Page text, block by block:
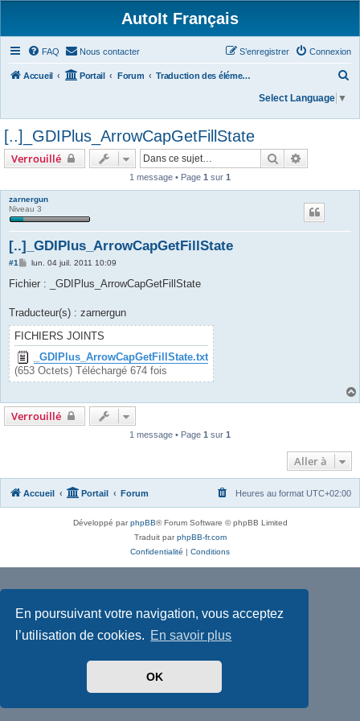
En poursuivant votre navigation, vous acceptez
l’utilisation de cookies. En savoir plus
OK
AutoIt Français
FAQ Nous contacter Connexion
S’enregistrer
Accueil Portail Forum Traduction des éléments du dossier /txtlibfunctions/
c
e
Select Language ▼
[..]_GDIPlus_ArrowCapGetFillState
Verrouillé Rechercher
1 message • Page 1 sur 1
zarnergun
Niveau 3
[..]_GDIPlus_ArrowCapGetFillState
#1
M
s
g
lun. 04 juil. 2011 10:09
Fichier : _GDIPlus_ArrowCapGetFillState
Traducteur(s) : zarnergun
FICHIERS JOINTS
_GDIPlus_ArrowCapGetFillState.txt
(653 Octets) Téléchargé 674 fois
Verrouillé
1 message • Page 1 sur 1
Aller à
Accueil Portail Forum Heures au format UTC+02:00
Développé parphpBB® Forum Software © phpBB Limited
Traduit parphpBB-fr.com
Confidentialité | Conditions